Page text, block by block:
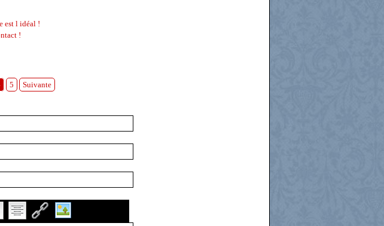
est l idéal !
!
5 Suivante